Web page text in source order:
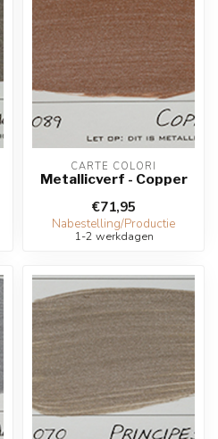
CARTE COLORI
Metallicverf - Copper
€71,95
Nabestelling/Productie
1-2 werkdagen